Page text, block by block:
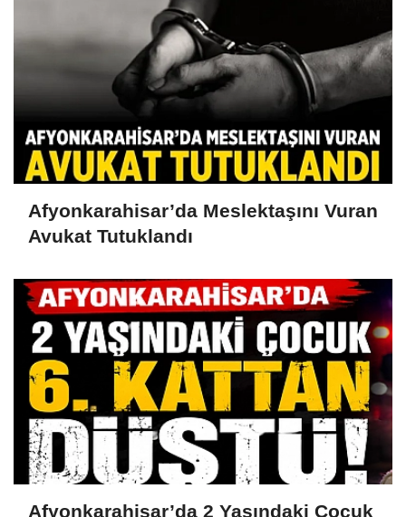
Afyonkarahisar’da Meslektaşını Vuran
Avukat Tutuklandı
Afyonkarahisar’da 2 Yaşındaki Çocuk